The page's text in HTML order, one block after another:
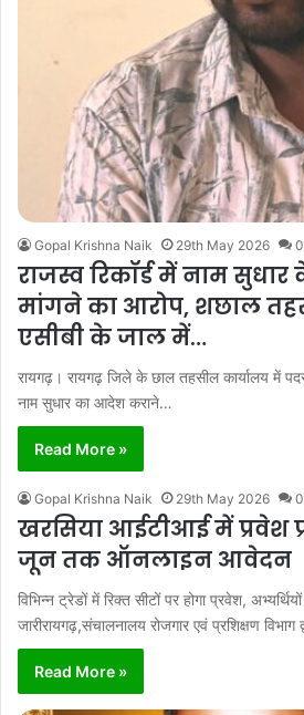
Gopal Krishna Naik 29th May 2026 0
राजस्व रिकॉर्ड में नाम
मांगने का आरोप, शछाल
एसीबी के जाल में…
रायगढ़। रायगढ़ जिले के छाल तहसील कार्यालय में
नाम सुधार का आदेश कराने…
Read More »
Gopal Krishna Naik 29th May 2026 0
खरसिया आईटीआई में प्रवेश
जून तक ऑनलाइन आवेदन
विभिन्न ट्रेडों में रिक्त सीटों पर होगा प्रवेश,
जारीरायगढ़,संचालनालय रोजगार एवं प्रशिक्षण विभाग
Read More »